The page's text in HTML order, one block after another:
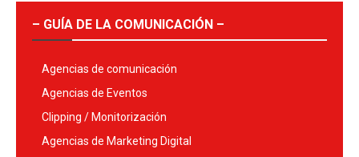
– GUÍA DE LA COMUNICACIÓN –
Agencias de comunicación
Agencias de Eventos
Clipping / Monitorización
Agencias de Marketing Digital